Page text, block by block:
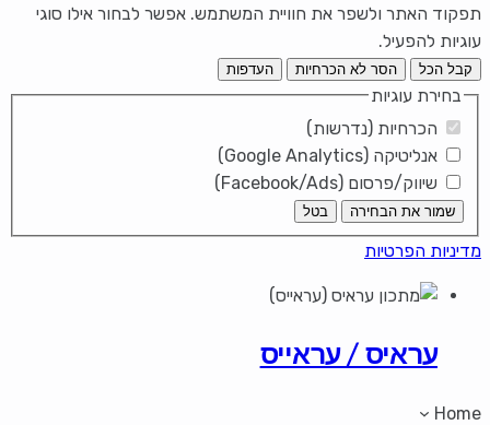
תפקוד האתר ולשפר את חוויית המשתמש. אפשר לבחור אילו סוגי
עוגיות להפעיל.
קבל הכל הסר לא הכרחיות העדפות
בחירת עוגיות
הכרחיות (נדרשות)
אנליטיקה (Google Analytics)
שיווק/פרסום (Facebook/Ads)
שמור את הבחירה בטל
מדיניות הפרטיות
עראיס / עראייס
Home